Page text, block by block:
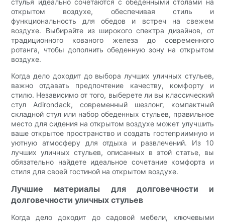
стулья идеально сочетаются с обеденными столами на
открытом воздухе, обеспечивая стиль и
функциональность для обедов и встреч на свежем
воздухе. Выбирайте из широкого спектра дизайнов, от
традиционного кованого железа до современного
ротанга, чтобы дополнить обеденную зону на открытом
воздухе.
Когда дело доходит до выбора лучших уличных стульев,
важно отдавать предпочтение качеству, комфорту и
стилю. Независимо от того, выберете ли вы классический
стул Adirondack, современный шезлонг, компактный
складной стул или набор обеденных стульев, правильное
место для сидения на открытом воздухе может улучшить
ваше открытое пространство и создать гостеприимную и
уютную атмосферу для отдыха и развлечений. Из 10
лучших уличных стульев, описанных в этой статье, вы
обязательно найдете идеальное сочетание комфорта и
стиля для своей гостиной на открытом воздухе.
Лучшие материалы для долговечности и
долговечности уличных стульев
Когда дело доходит до садовой мебели, ключевыми